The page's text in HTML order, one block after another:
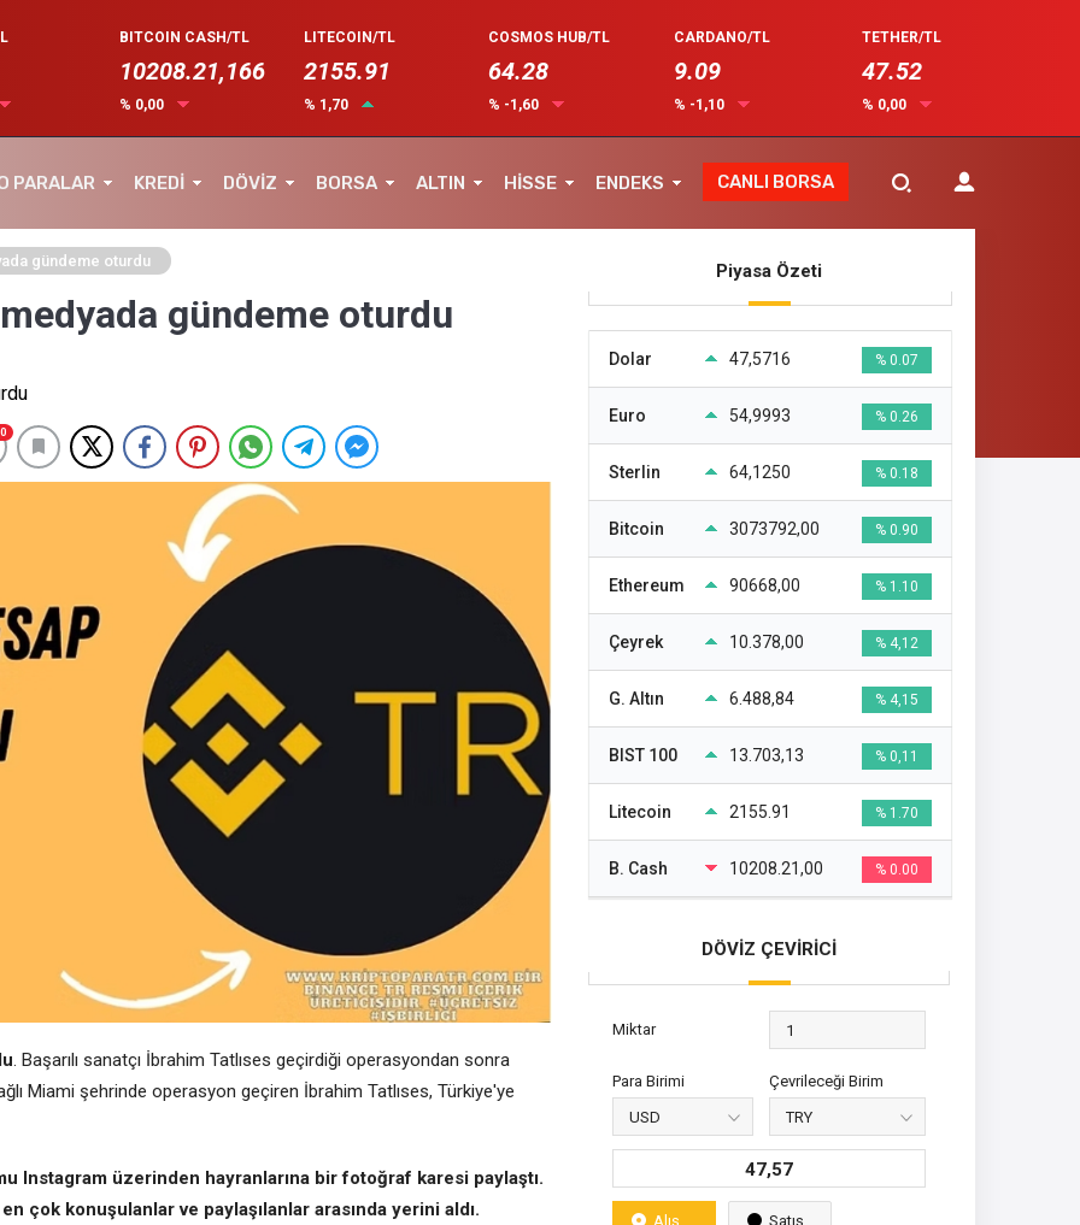
BITCOIN CASH/TL
10208.21,166
% 0,00
LITECOIN/TL
2155.91
% 1,70
COSMOS HUB/TL
64.28
% -1,60
CARDANO/TL
9.09
% -1,10
TETHER/TL
47.52
% 0,00
PARALAR KREDİ DÖVİZ BORSA ALTIN HİSSE ENDEKS CANLI BORSA
gündeme oturdu
gündeme oturdu
0
. Başarılı sanatçı İbrahim Tatlıses geçirdiği operasyondan sonra
Miami şehrinde operasyon geçiren İbrahim Tatlıses, Türkiye'ye
Instagram üzerinden hayranlarına bir fotoğraf karesi paylaştı.
çok konuşulanlar ve paylaşılanlar arasında yerini aldı.
Piyasa Özeti
Dolar 47,5716 % 0.07
Euro 54,9993 % 0.26
Sterlin 64,1250 % 0.18
Bitcoin 3073792,00 % 0.90
Ethereum 90668,00 % 1.10
Çeyrek 10.378,00 % 4,12
G. Altın 6.488,84 % 4,15
BIST 100 13.703,13 % 0,11
Litecoin 2155.91 % 1.70
B. Cash 10208.21,00 % 0.00
DÖVİZ ÇEVİRİCİ
Miktar
Para Birimi Çevrileceği Birim
47,57
Alış Satış